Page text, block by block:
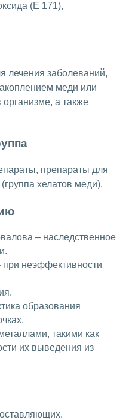
(Е 171),
лечения заболеваний,
меди или
а также
препараты для
хелатов меди).
– наследственное
неэффективности
образования
такими как
их выведения из